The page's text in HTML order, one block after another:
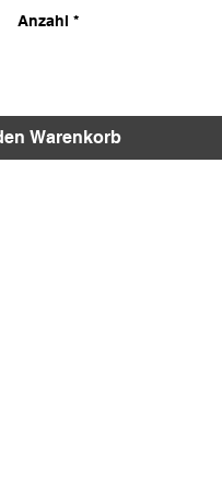
Anzahl *
Warenkorb